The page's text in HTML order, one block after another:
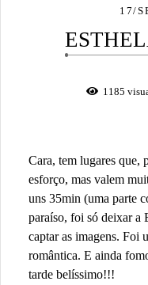
17/
1185
Cara, tem lugares que,
esforço, mas valem
uns 35min (uma parte
paraíso, foi só deixar a
captar as imagens. Foi
romântica. E ainda
tarde belíssimo!!!